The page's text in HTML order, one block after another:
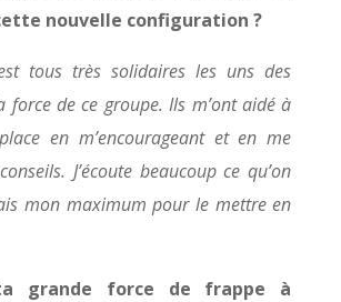
nouvelle configuration ?
tous très solidaires les uns des
force de ce groupe. Ils m’ont aidé à
en m’encourageant et en me
J’écoute beaucoup ce qu’on
mon maximum pour le mettre en
grande force de frappe à